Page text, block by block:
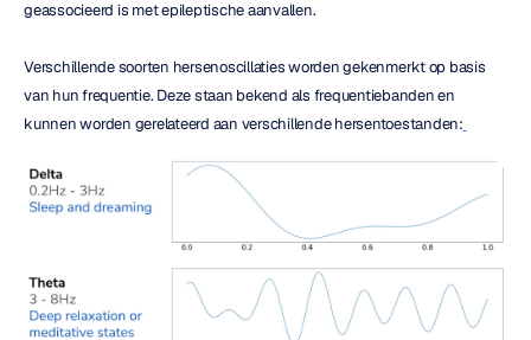
geassocieerd is met epileptische aanvallen.
Verschillende soorten hersenoscillaties worden gekenmerkt op basis
van hun frequentie. Deze staan bekend als frequentiebanden en
kunnen worden gerelateerd aan verschillende hersentoestanden: